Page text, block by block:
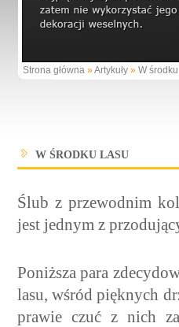
Strona główna »Artykuły » W
W ŚRODKU LASU
Ślub z przewodnim
jest jednym z
Poniższa para
lasu, wśród pięknych
prawie czuć z nich